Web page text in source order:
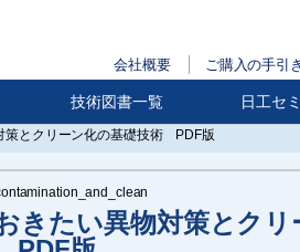
会社概要 ご購入の手引き
技術図書一覧 日工セ
策とクリーン化の基礎技術 PDF版
きたい異物対策とクリ